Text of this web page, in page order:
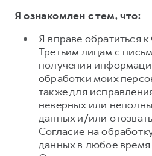
Я ознакомлен с тем, что:
Я вправе обратиться
Третьим лицам с
получения
обработки моих
также для
неверных или
данных и/или
Согласие на
данных в любое время